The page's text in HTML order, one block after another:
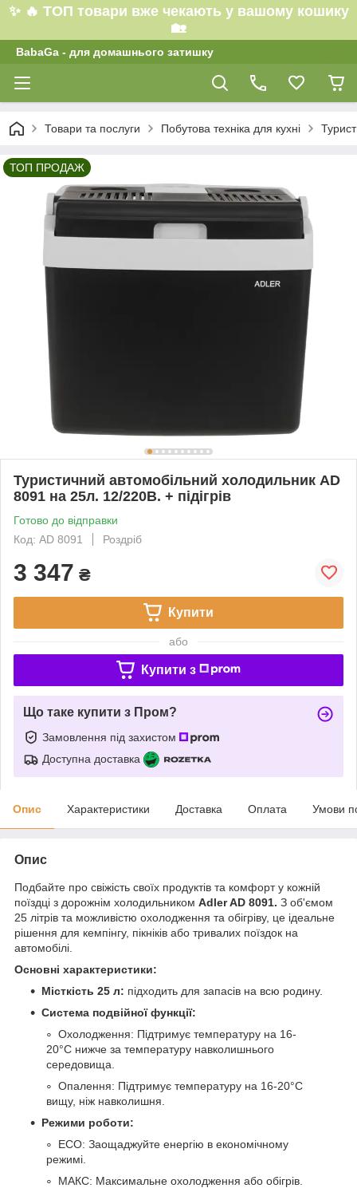
✨ 🔥 ТОП товари вже чекають у вашому кошику
🏡
BabaGa - для домашнього затишку
Товари та послуги Побутова техніка для кухні
ТОП ПРОДАЖ
Туристичний автомобільний холодильник AD
8091 на 25л. 12/220В. + підігрів
Готово до відправки
Код: AD 8091
Роздріб
3 347 ₴
Купити
або
Купити з
Що таке купити з Пром?
Замовлення під захистом
Доступна доставка
Опис Характеристики Доставка Оплата Умови
Опис
Подбайте про свіжість своїх продуктів та комфорт у кожній
поїздці з дорожнім холодильником Adler AD 8091. З об'ємом
25 літрів та можливістю охолодження та обігріву, це ідеальне
рішення для кемпінгу, пікніків або тривалих поїздок на
автомобілі.
Основні характеристики:
Місткість 25 л: підходить для запасів на всю родину.
Система подвійної функції:
Охолодження: Підтримує температуру на 16-
20°C нижче за температуру навколишнього
середовища.
Опалення: Підтримує температуру на 16-20°C
вищу, ніж навколишня.
Режими роботи:
ECO: Заощаджуйте енергію в економічному
режимі.
МАКС: Максимальне охолодження або обігрів.